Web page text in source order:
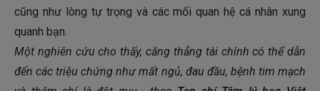
cũng như lòng tự trọng và các mối quan hệ cá nhân xung
quanh bạn.
Một nghiên cứu cho thấy, căng thẳng tài chính có thể dẫn
đến các triệu chứng như mất ngủ, đau đầu, bệnh tim mạch